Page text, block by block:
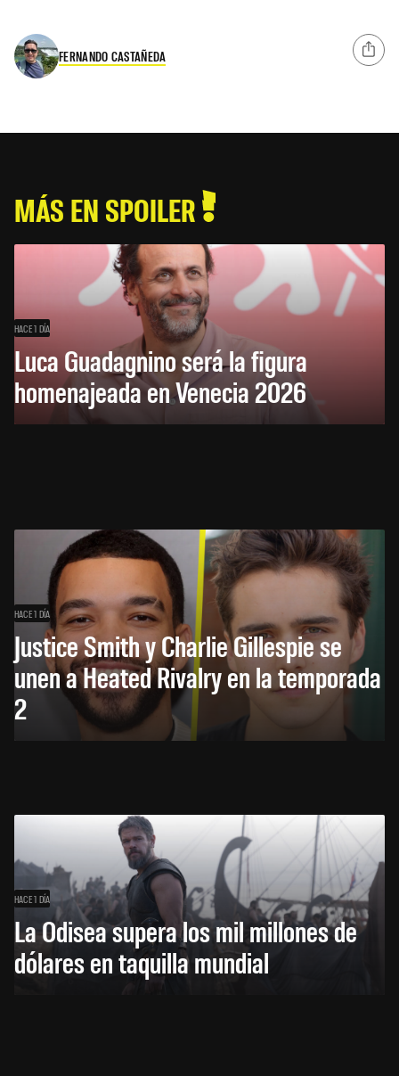
FERNANDO CASTAÑEDA
MÁS EN SPOILER
HACE 1 DÍA
Luca Guadagnino será la figura
homenajeada en Venecia 2026
HACE 1 DÍA
Justice Smith y Charlie Gillespie se
unen a Heated Rivalry en la temporada
2
HACE 1 DÍA
La Odisea supera los mil millones de
dólares en taquilla mundial